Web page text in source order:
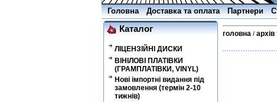
Головна Доставка та оплата Партнери
Каталог
ЛІЦЕНЗІЙНІ ДИСКИ
ВІНІЛОВІ ПЛАТІВКИ
(ГРАМПЛАТІВКИ, VINYL)
Нові імпортні видання під
замовлення (термін 2-10
тижнів)
головна / архів